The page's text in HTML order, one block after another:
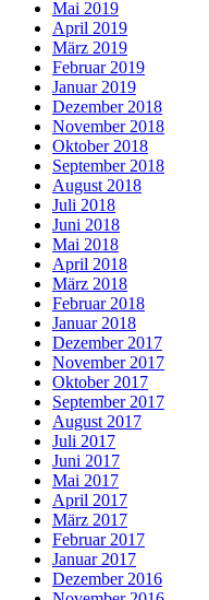
Mai 2019
April 2019
März 2019
Februar 2019
Januar 2019
Dezember 2018
November 2018
Oktober 2018
September 2018
August 2018
Juli 2018
Juni 2018
Mai 2018
April 2018
März 2018
Februar 2018
Januar 2018
Dezember 2017
November 2017
Oktober 2017
September 2017
August 2017
Juli 2017
Juni 2017
Mai 2017
April 2017
März 2017
Februar 2017
Januar 2017
Dezember 2016